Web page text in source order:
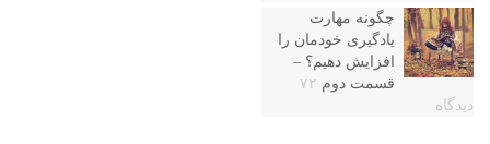
چگونه مهارت
یادگیری خودمان را
افزایش دهیم؟ –
قسمت دوم ۷۲
دیدگاه